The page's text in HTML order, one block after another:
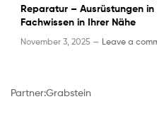
Reparatur – Ausrüstungen
Fachwissen in Ihrer Nähe
November 3, 2025 — Leave a
Partner:Grabstein